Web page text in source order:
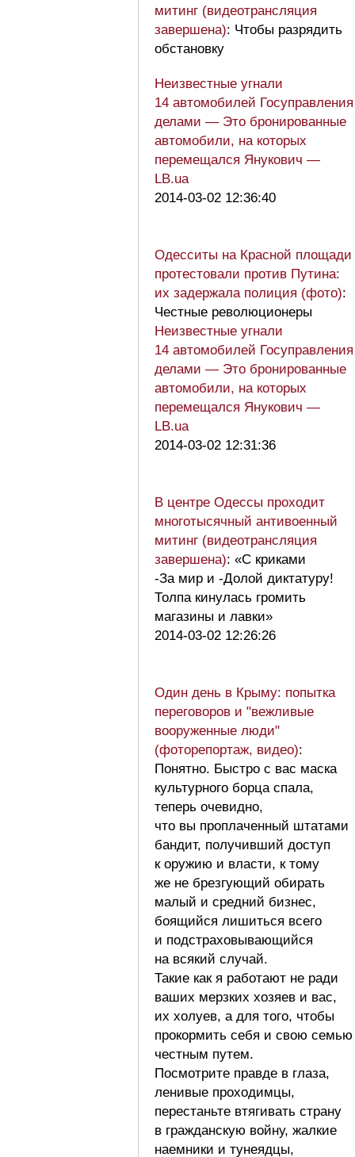
митинг (видеотрансляция
завершена): Чтобы разрядить
обстановку
Неизвестные угнали
14 автомобилей Госуправления
делами — Это бронированные
автомобили, на которых
перемещался Янукович —
LB.ua
2014-03-02 12:36:40
Одесситы на Красной площади
протестовали против Путина:
их задержала полиция (фото):
Честные революционеры
Неизвестные угнали
14 автомобилей Госуправления
делами — Это бронированные
автомобили, на которых
перемещался Янукович —
LB.ua
2014-03-02 12:31:36
В центре Одессы проходит
многотысячный антивоенный
митинг (видеотрансляция
завершена): «С криками
-За мир и -Долой диктатуру!
Толпа кинулась громить
магазины и лавки»
2014-03-02 12:26:26
Один день в Крыму: попытка
переговоров и "вежливые
вооруженные люди"
(фоторепортаж, видео):
Понятно. Быстро с вас маска
культурного борца спала,
теперь очевидно,
что вы проплаченный штатами
бандит, получивший доступ
к оружию и власти, к тому
же не брезгующий обирать
малый и средний бизнес,
боящийся лишиться всего
и подстраховывающийся
на всякий случай.
Такие как я работают не ради
ваших мерзких хозяев и вас,
их холуев, а для того, чтобы
прокормить себя и свою семью
честным путем.
Посмотрите правде в глаза,
ленивые проходимцы,
перестаньте втягивать страну
в гражданскую войну, жалкие
наемники и тунеядцы,